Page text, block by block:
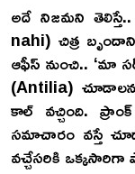
అదే నిజమని
nahi) చిత్ర
ఆఫీస్ నుంచి.. ‘మా
(Antilia)
కాల్ వచ్చింది.
సమాచారం వస్తే
వచ్చేసరికి